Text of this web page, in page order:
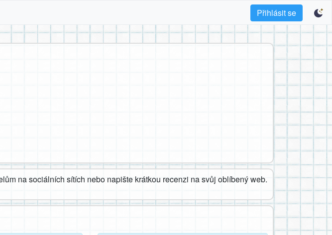
Přihlásit se
na sociálních sítích nebo napište krátkou recenzi na svůj oblíbený web.